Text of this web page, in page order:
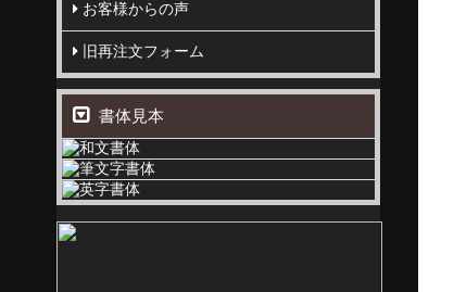
お客様からの声
旧再注文フォーム
書体見本